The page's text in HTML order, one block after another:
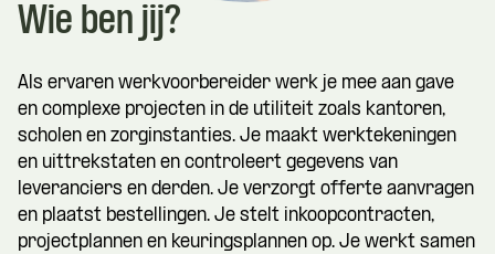
Wie ben jij?
Als ervaren werkvoorbereider werk je mee aan gave
en complexe projecten in de utiliteit zoals kantoren,
scholen en zorginstanties. Je maakt werktekeningen
en uittrekstaten en controleert gegevens van
leveranciers en derden. Je verzorgt offerte aanvragen
en plaatst bestellingen. Je stelt inkoopcontracten,
projectplannen en keuringsplannen op. Je werkt samen